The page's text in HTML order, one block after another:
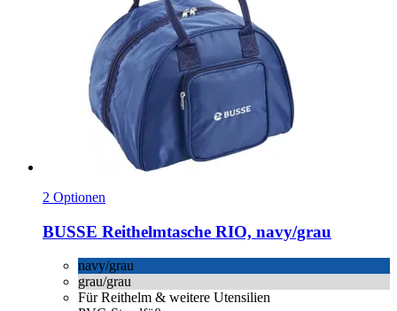
2 Optionen
BUSSE Reithelmtasche RIO, navy/grau
navy/grau
grau/grau
Für Reithelm & weitere Utensilien